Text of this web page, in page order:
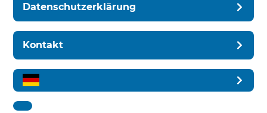
Datenschutzerklärung
Kontakt